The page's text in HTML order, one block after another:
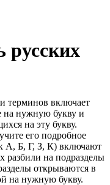
русских
терминов включает
на нужную букву и
на эту букву.
его подробное
А, Б, Г, З, К) включают
разбили на подразделы
открываются в
на нужную букву.